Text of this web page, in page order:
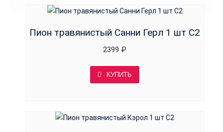
Пион травянистый Санни Герл 1 шт С2
2399 ₽
КУПИТЬ